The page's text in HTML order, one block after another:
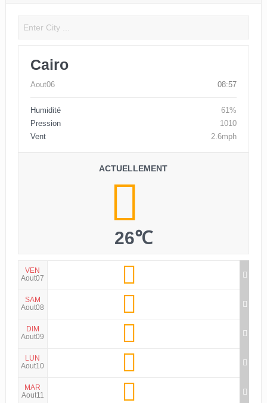
Cairo
Aout06 08:57
Humidité
61%
Pression
1010
Vent
2.6mph
ACTUELLEMENT
26℃
VEN
Aout07
SAM
Aout08
DIM
Aout09
LUN
Aout10
MAR
Aout11